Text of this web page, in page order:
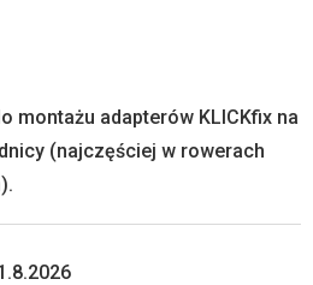
montażu adapterów KLICKfix na
(najczęściej w rowerach